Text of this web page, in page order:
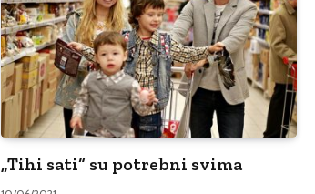
„Tihi sati“ su potrebni svima